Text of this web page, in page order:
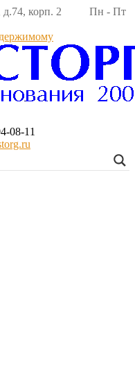
д.74, корп. 2 Пн - Пт
08-11